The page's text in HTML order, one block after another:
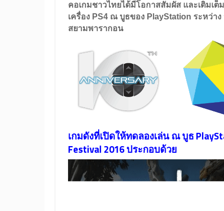
คอเกมชาวไทยได้มีโอกาสสัมผัส และเติมเ
เครื่อง PS4 ณ บูธของ PlayStation ระหว่าง
สยามพารากอน
เกมดังที่เปิดให้ทดลองเล่น ณ บูธ
Festival 2016 ประกอบด้วย